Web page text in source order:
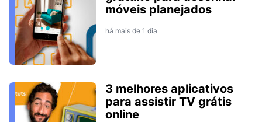
móveis planejados
há mais de 1 dia
3 melhores aplicativos
para assistir TV grátis
online